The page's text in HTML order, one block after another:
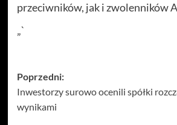
przeciwników, jak i zwolenników
„`
Zobacz
wpisy
Poprzedni:
Inwestorzy surowo ocenili spółki
wynikami